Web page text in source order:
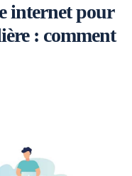
internet pour
: comment